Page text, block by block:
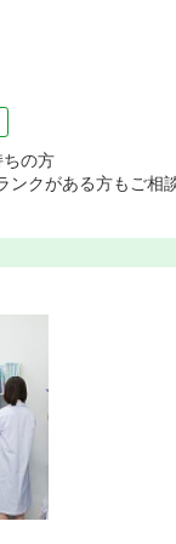
の方
クがある方もご相